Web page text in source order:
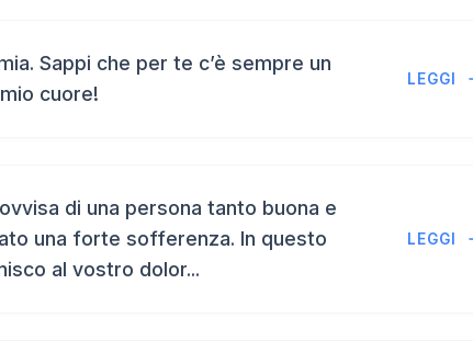
Sappi che per te c’è sempre un
cuore!
LEGGI
di una persona tanto buona e
una forte sofferenza. In questo
al vostro dolor...
LEGGI